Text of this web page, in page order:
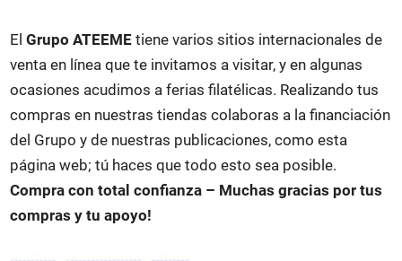
ElGrupo ATEEME tiene varios sitios internacionales de
venta en línea que te invitamos a visitar, y en algunas
ocasiones acudimos a ferias filatélicas. Realizando tus
compras en nuestras tiendas colaboras a la financiación
del Grupo y de nuestras publicaciones, como esta
página web; tú haces que todo esto sea posible.
Compra con total confianza – Muchas gracias por tus
compras y tu apoyo!